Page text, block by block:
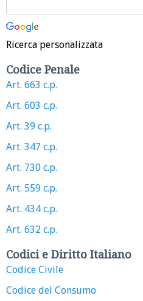
Ricerca personalizzata
Codice Penale
Art. 663 c.p.
Art. 603 c.p.
Art. 39 c.p.
Art. 347 c.p.
Art. 730 c.p.
Art. 559 c.p.
Art. 434 c.p.
Art. 632 c.p.
Codici e Diritto Italiano
Codice Civile
Codice del Consumo